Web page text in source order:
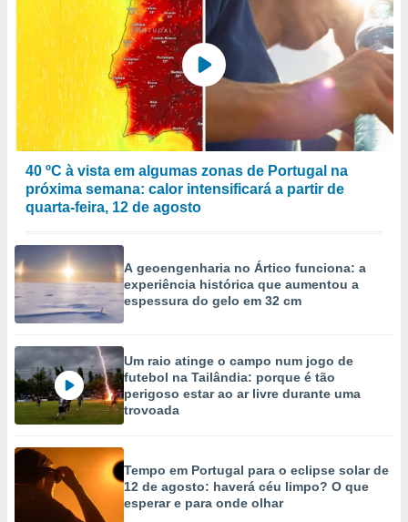
40 ºC à vista em algumas zonas de Portugal na
próxima semana: calor intensificará a partir de
quarta-feira, 12 de agosto
A geoengenharia no Ártico funciona: a
experiência histórica que aumentou a
espessura do gelo em 32 cm
Um raio atinge o campo num jogo de
futebol na Tailândia: porque é tão
perigoso estar ao ar livre durante uma
trovoada
Tempo em Portugal para o eclipse solar de
12 de agosto: haverá céu limpo? O que
esperar e para onde olhar